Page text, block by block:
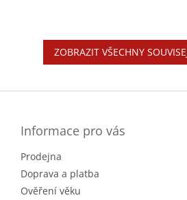
ZOBRAZIT VŠECHNY
Informace pro vás
Prodejna
Doprava a platba
Ověření věku